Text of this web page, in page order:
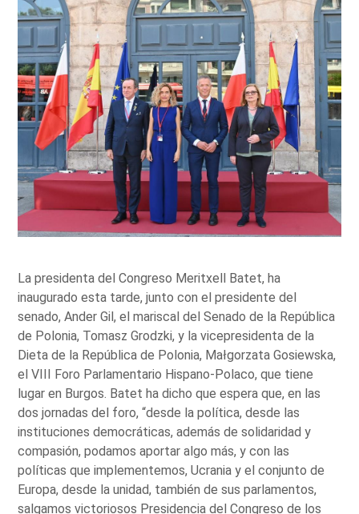
La presidenta del Congreso Meritxell Batet, ha
inaugurado esta tarde, junto con el presidente del
senado, Ander Gil, el mariscal del Senado de la República
de Polonia, Tomasz Grodzki, y la vicepresidenta de la
Dieta de la República de Polonia, Małgorzata Gosiewska,
el VIII Foro Parlamentario Hispano-Polaco, que tiene
lugar en Burgos. Batet ha dicho que espera que, en las
dos jornadas del foro, “desde la política, desde las
instituciones democráticas, además de solidaridad y
compasión, podamos aportar algo más, y con las
políticas que implementemos, Ucrania y el conjunto de
Europa, desde la unidad, también de sus parlamentos,
salgamos victoriosos Presidencia del Congreso de los